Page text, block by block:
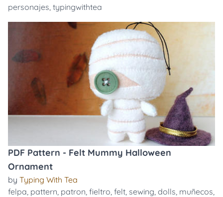
personajes, typingwithtea
PDF Pattern - Felt Mummy Halloween
Ornament
by Typing With Tea
felpa, pattern, patron, fieltro, felt, sewing, dolls, muñecos,